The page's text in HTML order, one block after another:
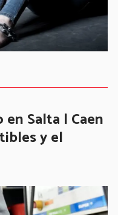
Salta | Caen
y el